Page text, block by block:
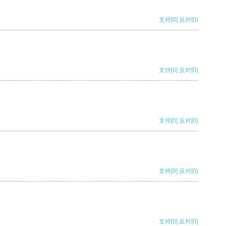
支持[0] 反对[0]
支持[0] 反对[0]
支持[0] 反对[0]
支持[0] 反对[0]
支持[0] 反对[0]